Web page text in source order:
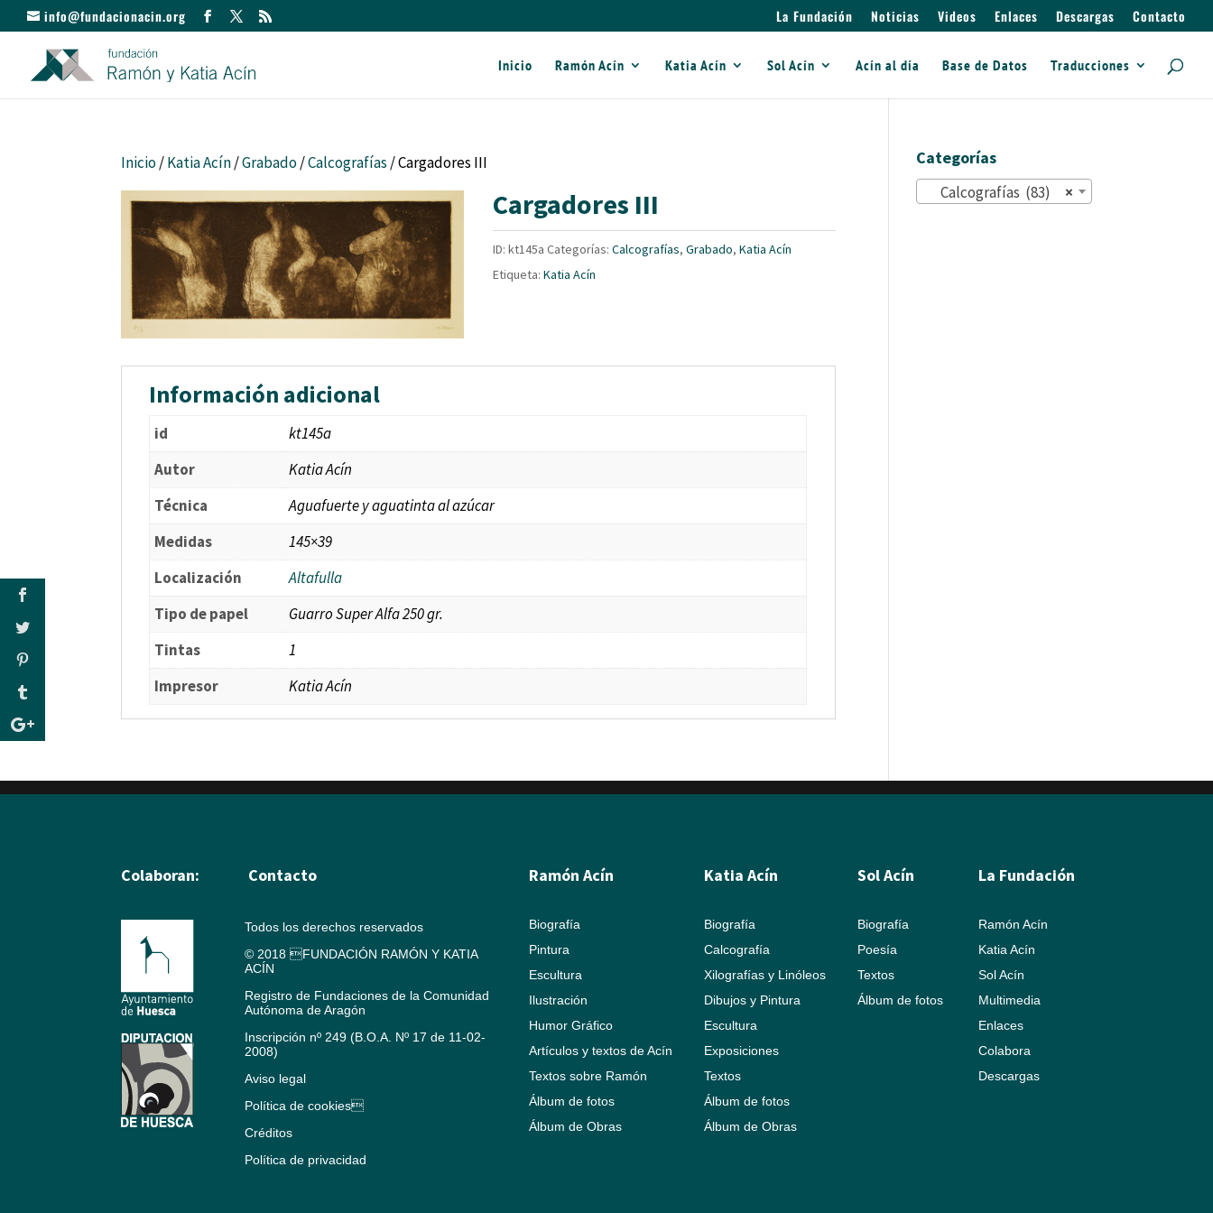
info@fundacionacin.org La Fundación Noticias Videos Enlaces Descargas Contacto
Inicio Ramón Acín Katia Acín Sol Acín Acín al día Base de Datos Traducciones
Inicio/Katia Acín/Grabado/Calcografías / Cargadores III
Cargadores III
ID:kt145a Categorías:Calcografías,Grabado,Katia Acín
Etiqueta:Katia Acín
Información adicional
id
kt145a
Autor
Katia Acín
Técnica
Aguafuerte y aguatinta al azúcar
Medidas
145×39
Localización
Altafulla
Tipo de papel
Guarro Super Alfa 250 gr.
Tintas
1
Impresor
Katia Acín
Categorías
×
Calcografías (83)
Colaboran: Contacto
Todos los derechos reservados
© 2018 FUNDACIÓN RAMÓN Y KATIA
ACÍN
Registro de Fundaciones de la Comunidad
Autónoma de Aragón
Inscripción nº 249 (B.O.A. Nº 17 de 11-02-
2008)
Aviso legal
Política de cookies
Créditos
Política de privacidad
Ramón Acín
Biografía
Pintura
Escultura
Ilustración
Humor Gráfico
Artículos y textos de Acín
Textos sobre Ramón
Álbum de fotos
Álbum de Obras
Katia Acín
Biografía
Calcografía
Xilografías y Linóleos
Dibujos y Pintura
Escultura
Exposiciones
Textos
Álbum de fotos
Álbum de Obras
Sol Acín
Biografía
Poesía
Textos
Álbum de fotos
La Fundación
Ramón Acín
Katia Acín
Sol Acín
Multimedia
Enlaces
Colabora
Descargas